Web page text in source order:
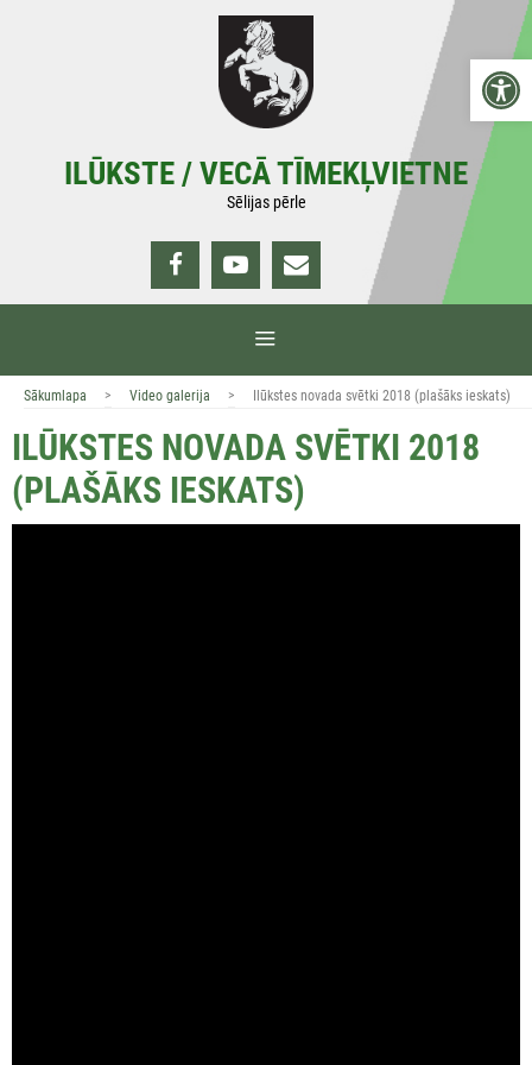
ILŪKSTE / VECĀ TĪMEKĻVIETNE
Sēlijas pērle
Sākumlapa > Video galerija > Ilūkstes novada svētki 2018 (plašāks ieskats)
ILŪKSTES NOVADA SVĒTKI 2018
(PLAŠĀKS IESKATS)